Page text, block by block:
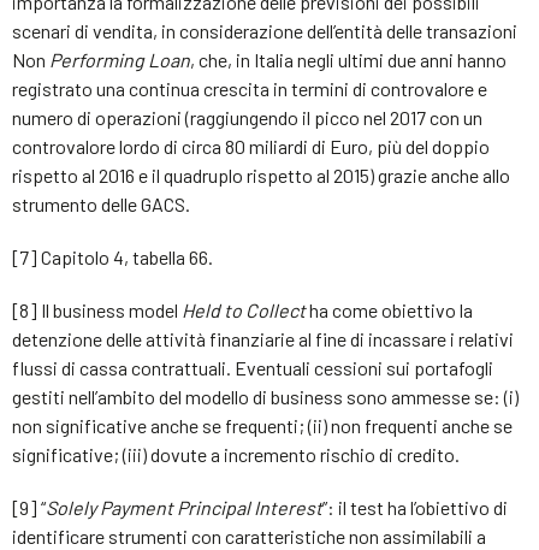
scenari di vendita, in considerazione dell’entità delle transazioni
Non Performing Loan, che, in Italia negli ultimi due anni hanno
registrato una continua crescita in termini di controvalore e
numero di operazioni (raggiungendo il picco nel 2017 con un
controvalore lordo di circa 80 miliardi di Euro, più del doppio
rispetto al 2016 e il quadruplo rispetto al 2015) grazie anche allo
strumento delle GACS.
[7] Capitolo 4, tabella 66.
[8] Il business model Held to Collectha come obiettivo la
detenzione delle attività finanziarie al fine di incassare i relativi
flussi di cassa contrattuali. Eventuali cessioni sui portafogli
gestiti nell’ambito del modello di business sono ammesse se: (i)
non significative anche se frequenti; (ii) non frequenti anche se
significative; (iii) dovute a incremento rischio di credito.
[9] “Solely Payment Principal Interest”: il test ha l’obiettivo di
identificare strumenti con caratteristiche non assimilabili a